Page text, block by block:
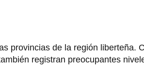
provincias de la región liberteña.
registran preocupantes